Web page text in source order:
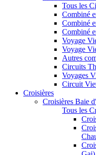
Tous les
Combiné
Combiné
Combiné
Voyage
Voyage
Autres
Circuits
Voyages
Circuit
Croisières
Croisières Baie
Tous les